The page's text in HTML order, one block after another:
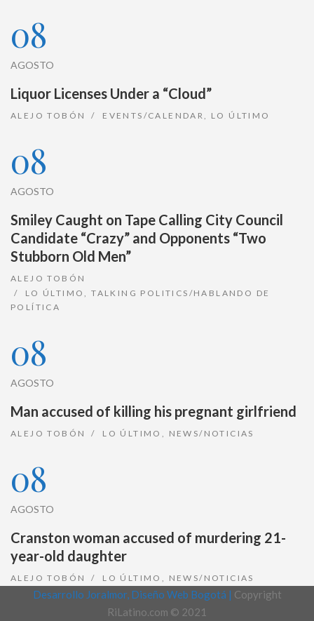
08
AGOSTO
Liquor Licenses Under a “Cloud”
ALEJO TOBÓN EVENTS/CALENDAR LO ÚLTIMO
08
AGOSTO
Smiley Caught on Tape Calling City Council
Candidate “Crazy” and Opponents “Two
Stubborn Old Men”
ALEJO TOBÓN
LO ÚLTIMO
,TALKING POLITICS/HABLANDO DE
POLÍTICA
08
AGOSTO
Man accused of killing his pregnant girlfriend
ALEJO TOBÓN LO ÚLTIMO NEWS/NOTICIAS
08
AGOSTO
Cranston woman accused of murdering 21-
year-old daughter
ALEJO TOBÓN LO ÚLTIMO NEWS/NOTICIAS
Desarrollo Joralmor, Diseño Web Bogotá | Copyright
RiLatino.com © 2021